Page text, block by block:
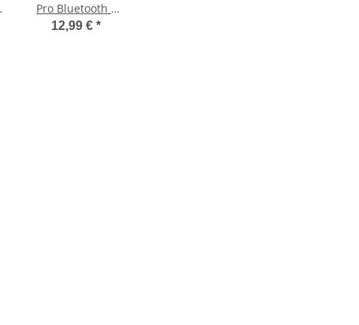
Pro Bluetooth /
Wifi Antennen
12,99 € *